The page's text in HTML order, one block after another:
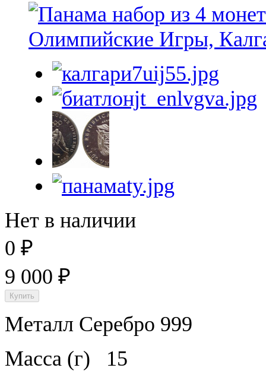
Нет в наличии
0 ₽
9 000 ₽
Металл Серебро 999
Масса (г) 15